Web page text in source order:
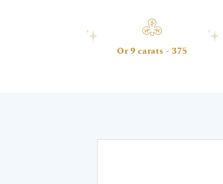
Or 9 carats - 375